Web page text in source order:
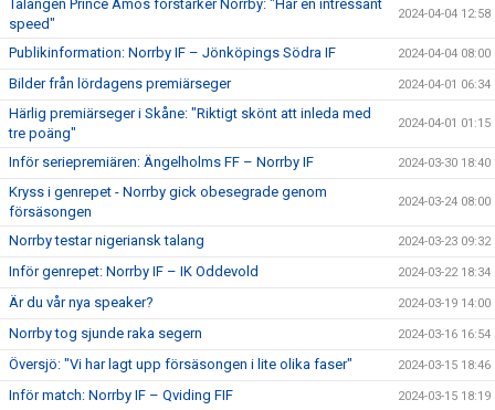
Talangen Prince Amos förstärker Norrby: "Har en intressant
speed"
2024-04-04 12:58
Publikinformation: Norrby IF – Jönköpings Södra IF 2024-04-04 08:00
Bilder från lördagens premiärseger 2024-04-01 06:34
Härlig premiärseger i Skåne: "Riktigt skönt att inleda med
tre poäng"
2024-04-01 01:15
Inför seriepremiären: Ängelholms FF – Norrby IF 2024-03-30 18:40
Kryss i genrepet - Norrby gick obesegrade genom
försäsongen
2024-03-24 08:00
Norrby testar nigeriansk talang 2024-03-23 09:32
Inför genrepet: Norrby IF – IK Oddevold 2024-03-22 18:34
Är du vår nya speaker? 2024-03-19 14:00
Norrby tog sjunde raka segern 2024-03-16 16:54
Översjö: "Vi har lagt upp försäsongen i lite olika faser" 2024-03-15 18:46
Inför match: Norrby IF – Qviding FIF 2024-03-15 18:19